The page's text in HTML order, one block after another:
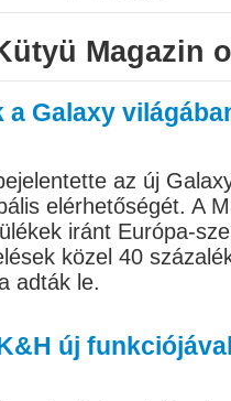
Magazin
Galaxy
az új
elérhetőségét. A
iránt Európa-
közel 40
adták le.
új